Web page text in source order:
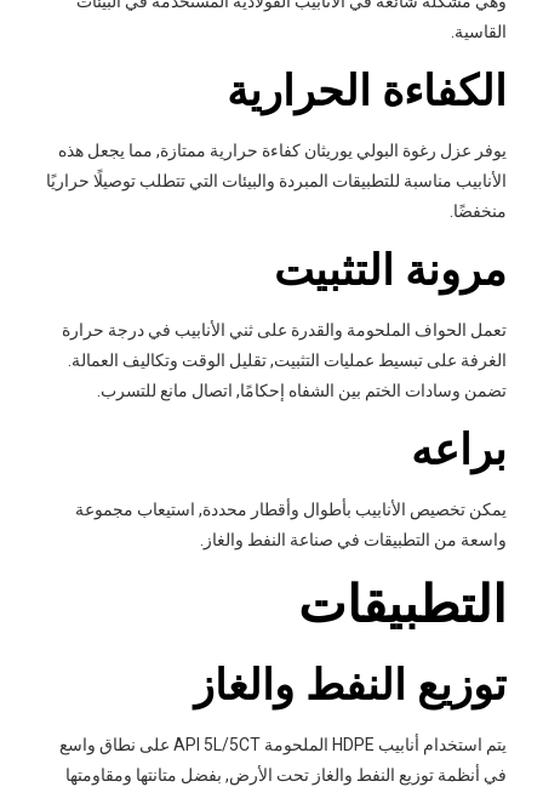
القاسية.
الكفاءة الحرارية
يوفر عزل رغوة البولي يوريثان كفاءة حرارية ممتازة, مما يجعل هذه
الأنابيب مناسبة للتطبيقات المبردة والبيئات التي تتطلب توصيلًا حراريًا
منخفضًا.
مرونة التثبيت
تعمل الحواف الملحومة والقدرة على ثني الأنابيب في درجة حرارة
الغرفة على تبسيط عمليات التثبيت, تقليل الوقت وتكاليف العمالة.
تضمن وسادات الختم بين الشفاه إحكامًا, اتصال مانع للتسرب.
براعه
يمكن تخصيص الأنابيب بأطوال وأقطار محددة, استيعاب مجموعة
واسعة من التطبيقات في صناعة النفط والغاز.
التطبيقات
توزيع النفط والغاز
يتم استخدام أنابيب HDPE الملحومة API 5L/5CT على نطاق واسع
في أنظمة توزيع النفط والغاز تحت الأرض, بفضل متانتها ومقاومتها